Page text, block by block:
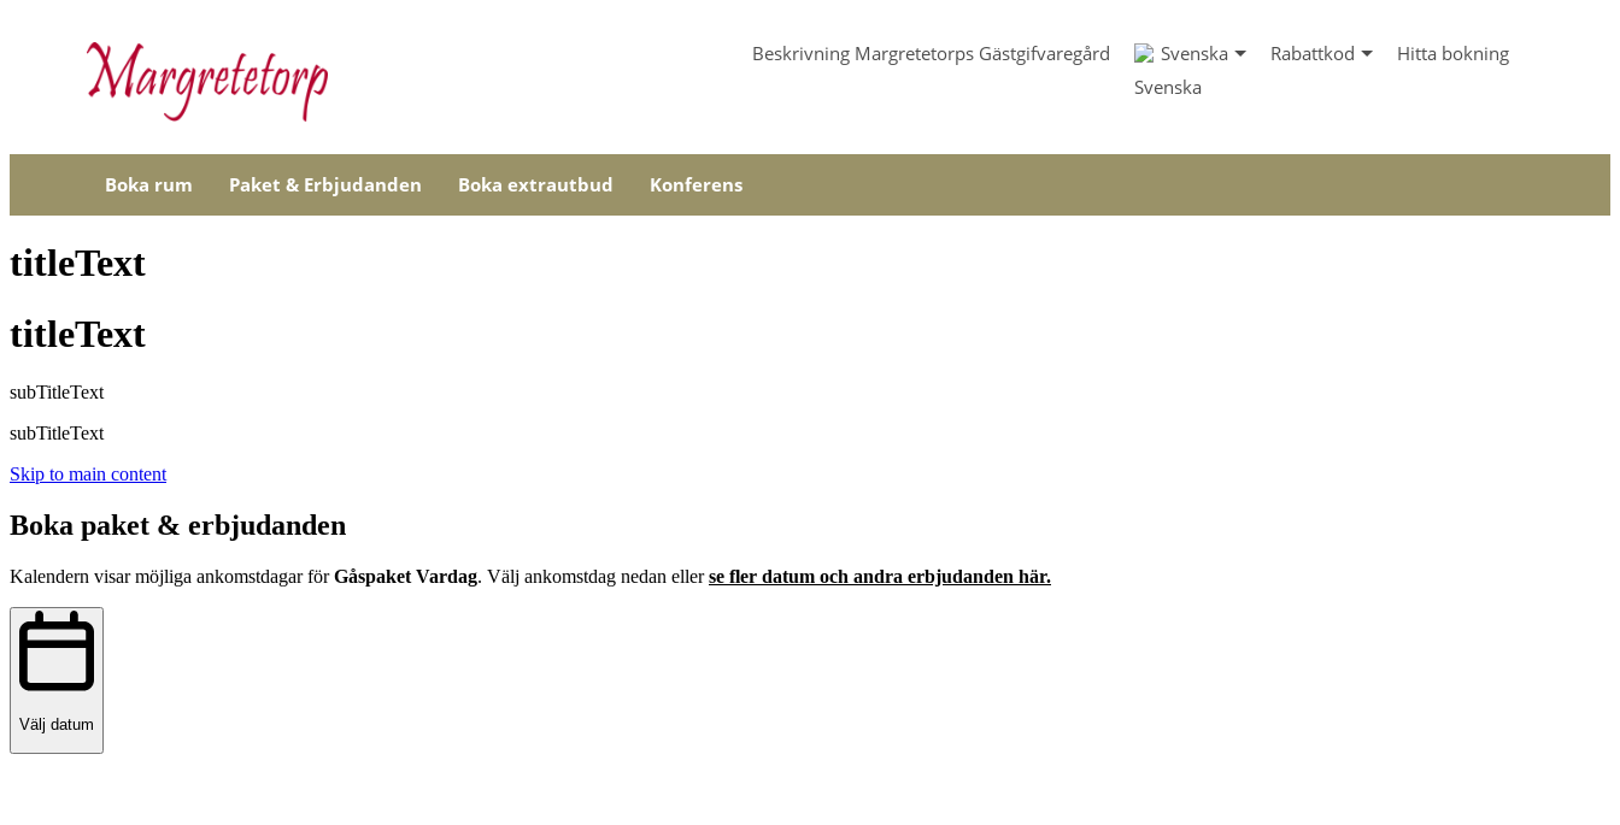
Boka rum Paket & Erbjudanden Boka extrautbud Konferens
Beskrivning Margretetorps Gästgifvaregård Svenska Rabattkod Hitta bokning
titleText
titleText
subTitleText
subTitleText
Skip to main content
Boka paket & erbjudanden
Kalendern visar möjliga ankomstdagar förGåspaket Vardag. Välj ankomstdag nedan ellerse fler datum och andra erbjudanden här.
Välj datum